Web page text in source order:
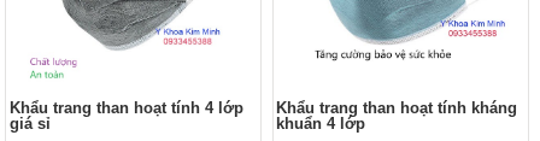
Khẩu trang than hoạt tính 4 lớp
giá sỉ
Khẩu trang than hoạt tính kháng
khuẩn 4 lớp